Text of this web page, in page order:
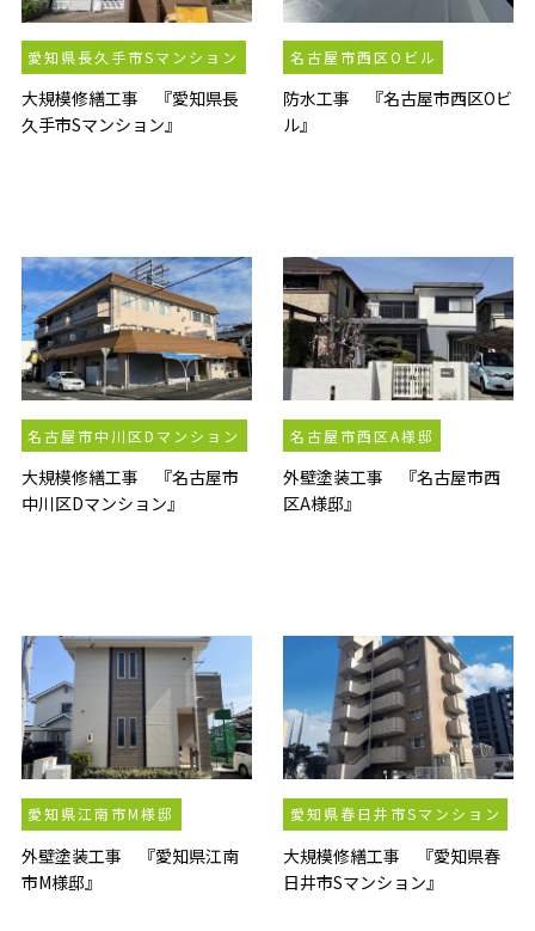
愛知県長久手市Sマンション
大規模修繕工事 『愛知県長
久手市Sマンション』
名古屋市西区Oビル
防水工事 『名古屋市西区Oビ
ル』
名古屋市中川区Dマンション
大規模修繕工事 『名古屋市
中川区Dマンション』
名古屋市西区A様邸
外壁塗装工事 『名古屋市西
区A様邸』
愛知県江南市M様邸
外壁塗装工事 『愛知県江南
市M様邸』
愛知県春日井市Sマンション
大規模修繕工事 『愛知県春
日井市Sマンション』